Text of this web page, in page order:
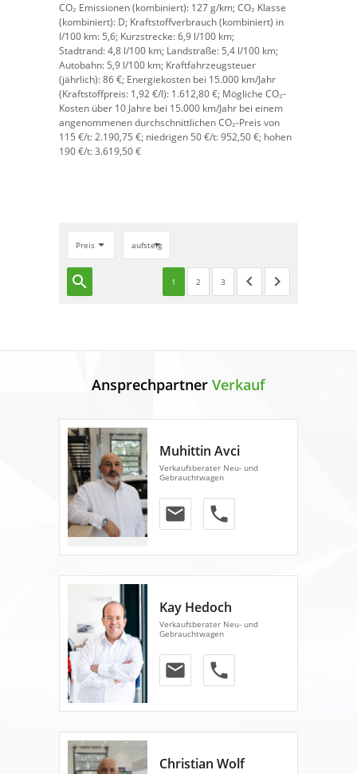
CO₂ Emissionen (kombiniert): 127 g/km;CO₂ Klasse
(kombiniert): D; Kraftstoffverbrauch (kombiniert) in
l/100 km: 5,6; Kurzstrecke:6,9 l/100 km;
Stadtrand:4,8 l/100 km; Landstraße: 5,4 l/100 km;
Autobahn: 5,9 l/100 km; Kraftfahrzeugsteuer
(jährlich):86 €; Energiekosten bei 15.000 km/Jahr
(Kraftstoffpreis: 1,92€/l): 1.612,80 €; Mögliche CO₂-
Kosten über 10 Jahre bei 15.000 km/Jahr bei einem
angenommenen durchschnittlichen CO₂-Preis von
115 €/t:2.190,75 €; niedrigen 50 €/t: 952,50 €; hohen
190 €/t: 3.619,50 €
Preis aufsteigend
search 1 2 3 keyboard_arrow_left keyboard_arrow_right
Ansprechpartner Verkauf
Muhittin Avci
Verkaufsberater Neu- und
Gebrauchtwagen
email phone
Kay Hedoch
Verkaufsberater Neu- und
Gebrauchtwagen
email phone
Christian Wolf